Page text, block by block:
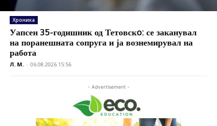
Хроника
Уапсен 35-годишник од Тетовскo: се заканувал
на поранешната сопруга и ја вознемирувал на
работа
Л. М. - 06.08.2026 15:56
- Advertisement -